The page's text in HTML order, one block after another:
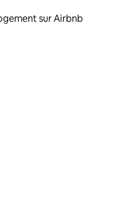
sur Airbnb